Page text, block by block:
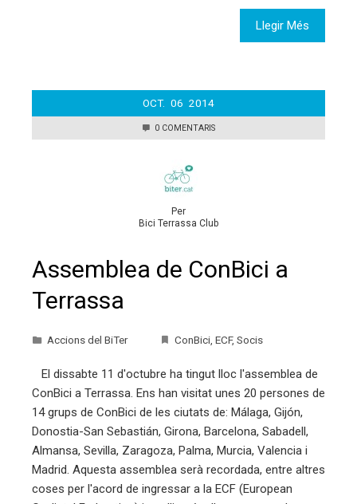
Llegir Més
OCT. 06 2014
0 COMENTARIS
Per
Bici Terrassa Club
Assemblea de ConBici a
Terrassa
Accions del BiTer ConBici ECF, Socis
El dissabte 11 d'octubre ha tingut lloc l'assemblea de
ConBici a Terrassa. Ens han visitat unes 20 persones de
14 grups de ConBici de les ciutats de: Málaga, Gijón,
Donostia-San Sebastián, Girona, Barcelona, Sabadell,
Almansa, Sevilla, Zaragoza, Palma, Murcia, Valencia i
Madrid. Aquesta assemblea serà recordada, entre altres
coses per l'acord de ingressar a la ECF (European